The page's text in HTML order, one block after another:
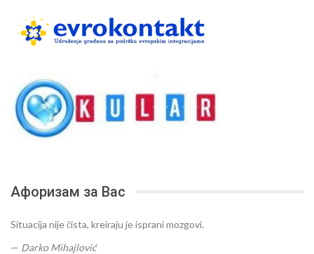
Афоризам за Вас
Situacija nije čista, kreiraju je isprani mozgovi.
— Darko Mihajlović